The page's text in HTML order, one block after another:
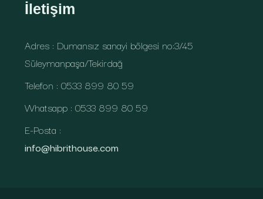
İletişim
Adres : Dumansız sanayi bölgesi no:3/45
Süleymanpaşa/Tekirdağ
Telefon : 0533 899 80 59
Whatsapp : 0533 899 80 59
E-Posta :
info@hibrithouse.com